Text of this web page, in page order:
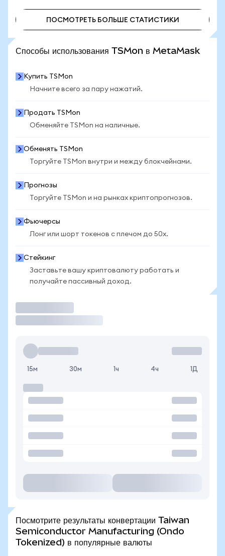
ПОСМОТРЕТЬ БОЛЬШЕ СТАТИСТИКИ
Способы использования TSMon в MetaMask
Купить TSMon
Начните всего за пару нажатий.
Продать TSMon
Обменяйте TSMon на наличные.
Обменять TSMon
Торгуйте TSMon внутри и между блокчейнами.
Прогнозы
Торгуйте TSMon и на рынках криптопрогнозов.
Фьючерсы
Лонг или шорт токенов с плечом до 50x.
Стейкинг
Заставьте вашу криптовалюту работать и
получайте пассивный доход.
15м 30м 1ч 4ч 1Д
Посмотрите результаты конвертации Taiwan
Semiconductor Manufacturing (Ondo
Tokenized) в популярные валюты